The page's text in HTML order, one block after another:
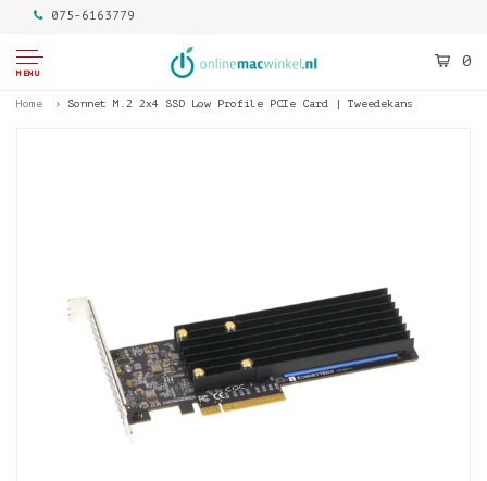
075-6163779
MENU
0
Home Sonnet M.2 2x4 SSD Low Profile PCIe Card | Tweedekans